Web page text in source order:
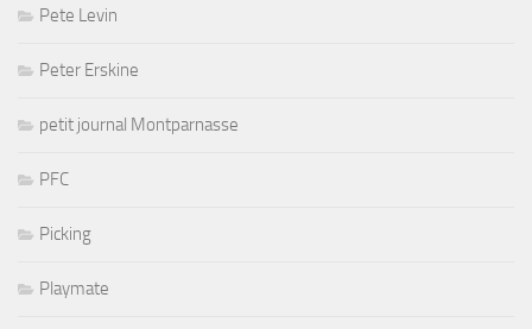
Pete Levin
Peter Erskine
petit journal Montparnasse
PFC
Picking
Playmate